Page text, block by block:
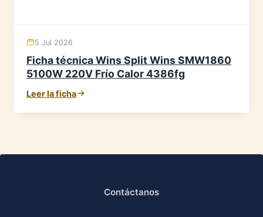
5 Jul 2026
Ficha técnica Wins Split Wins SMW1860
5100W 220V Frío Calor 4386fg
Leer la ficha
Contáctanos